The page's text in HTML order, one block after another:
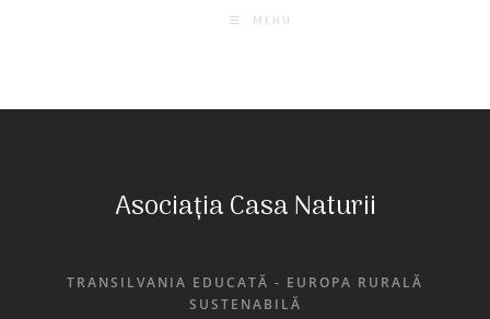
MENU
Asociația Casa Naturii
TRANSILVANIA EDUCATĂ - EUROPA RURALĂ
SUSTENABILĂ